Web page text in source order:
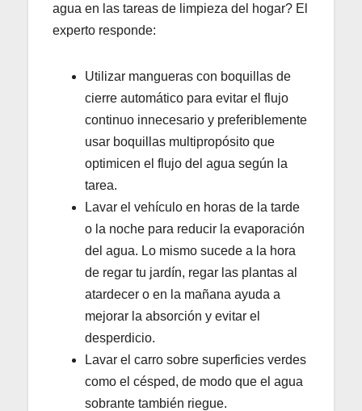
agua en las tareas de limpieza del hogar? El
experto responde:
Utilizar mangueras con boquillas de
cierre automático para evitar el flujo
continuo innecesario y preferiblemente
usar boquillas multipropósito que
optimicen el flujo del agua según la
tarea.
Lavar el vehículo en horas de la tarde
o la noche para reducir la evaporación
del agua. Lo mismo sucede a la hora
de regar tu jardín, regar las plantas al
atardecer o en la mañana ayuda a
mejorar la absorción y evitar el
desperdicio.
Lavar el carro sobre superficies verdes
como el césped, de modo que el agua
sobrante también riegue.